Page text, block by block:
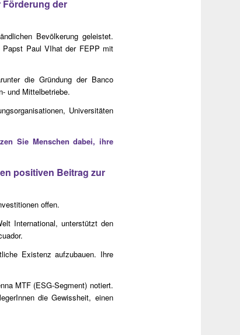
Förderung der
Bevölkerung geleistet.
Papst Paul VIhat der FEPP mit
die Gründung der Banco
und Mittelbetriebe.
Universitäten
Sie Menschen dabei, ihre
positiven Beitrag zur
offen.
International, unterstützt den
Existenz aufzubauen. Ihre
MTF (ESG-Segment) notiert.
die Gewissheit, einen